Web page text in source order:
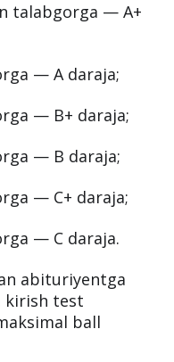
talabgorga — A+
— A daraja;
— B+ daraja;
— B daraja;
— C+ daraja;
— C daraja.
abituriyentga
kirish test
ball